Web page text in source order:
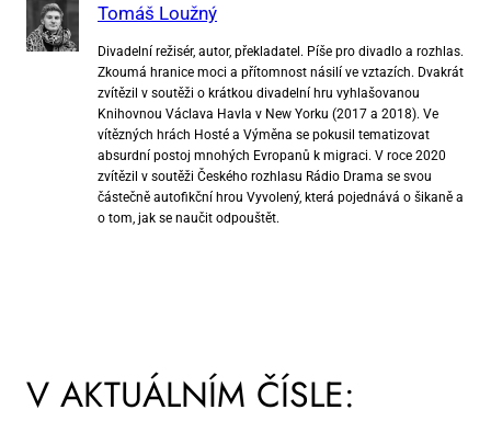
Tomáš Loužný
Divadelní režisér, autor, překladatel. Píše pro divadlo a rozhlas.
Zkoumá hranice moci a přítomnost násilí ve vztazích. Dvakrát
zvítězil v soutěži o krátkou divadelní hru vyhlašovanou
Knihovnou Václava Havla v New Yorku (2017 a 2018). Ve
vítězných hrách Hosté a Výměna se pokusil tematizovat
absurdní postoj mnohých Evropanů k migraci. V roce 2020
zvítězil v soutěži Českého rozhlasu Rádio Drama se svou
částečně autofikční hrou Vyvolený, která pojednává o šikaně a
o tom, jak se naučit odpouštět.
V AKTUÁLNÍM ČÍSLE: